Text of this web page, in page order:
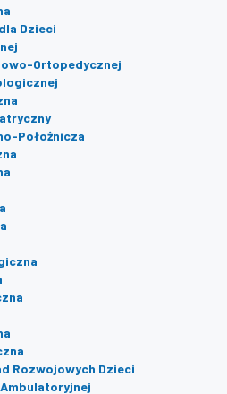
Dzieci
Ortopedycznej
Położnicza
Rozwojowych Dzieci